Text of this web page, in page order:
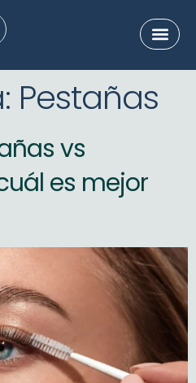
Pestañas
vs
es mejor